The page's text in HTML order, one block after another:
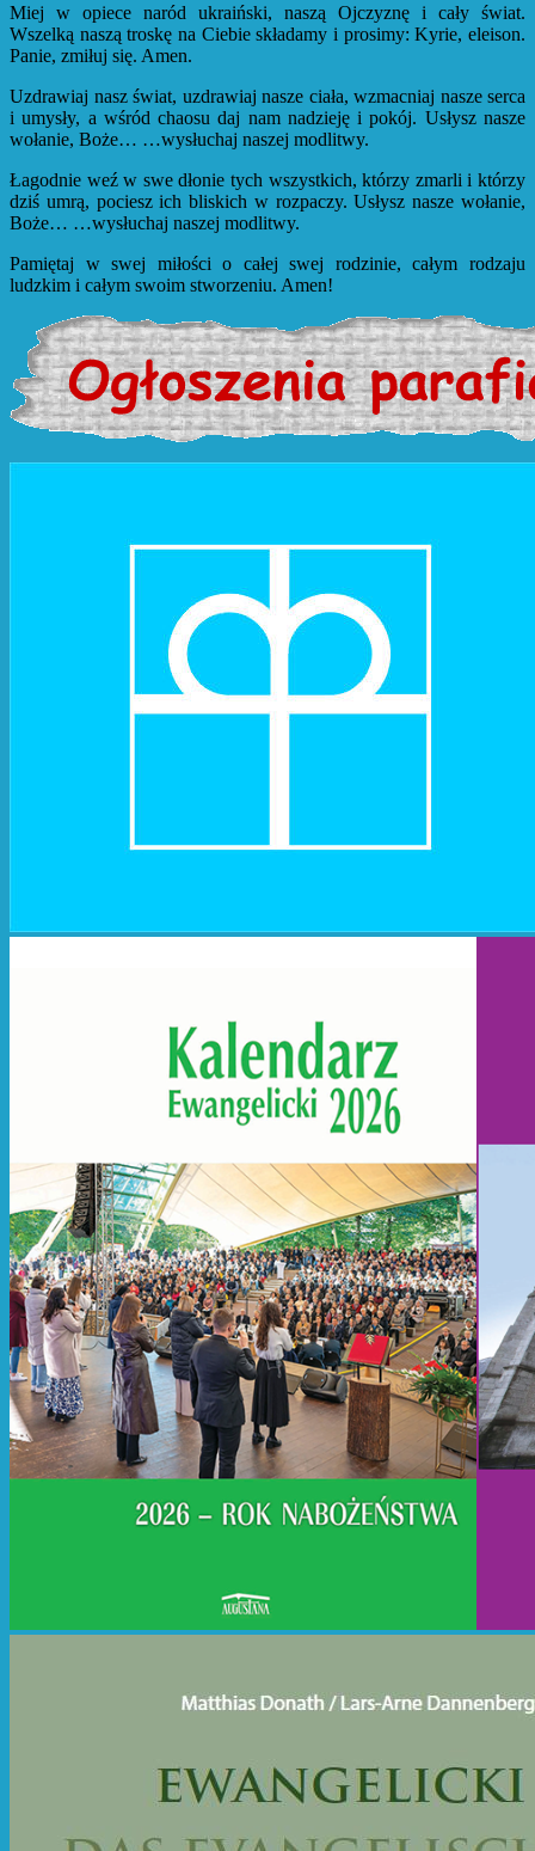
Miej w opiece naród ukraiński, naszą Ojczyznę i cały świat.
Wszelką naszą troskę na Ciebie składamy i prosimy: Kyrie, eleison.
Panie, zmiłuj się. Amen.
Uzdrawiaj nasz świat, uzdrawiaj nasze ciała, wzmacniaj nasze serca
i umysły, a wśród chaosu daj nam nadzieję i pokój. Usłysz nasze
wołanie, Boże… …wysłuchaj naszej modlitwy.
Łagodnie weź w swe dłonie tych wszystkich, którzy zmarli i którzy
dziś umrą, pociesz ich bliskich w rozpaczy. Usłysz nasze wołanie,
Boże… …wysłuchaj naszej modlitwy.
Pamiętaj w swej miłości o całej swej rodzinie, całym rodzaju
ludzkim i całym swoim stworzeniu. Amen!